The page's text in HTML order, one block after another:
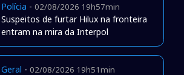
Polícia - 02/08/2026 19h57min
Suspeitos de furtar Hilux na fronteira
entram na mira da Interpol
Geral - 02/08/2026 19h51min